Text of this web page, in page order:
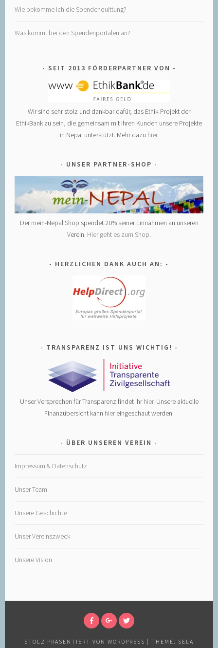
Wie bekomme ich die Spendenquittung?
Was kommt bei den Spendenportalen an?
SEIT 2013 FÖRDERPARTNER VON
Wir sind sehr stolz und dankbar dafür, das Ethik-Projekt der
EthikBank zu sein, die gemeinsam mit ihren Kunden unsere Projekte
in Nepal unterstützt. Mehr dazu hier.
UNSER PARTNER-SHOP
Der mein-Nepal Shop spendet 20% seiner Einnahmen an unseren
Verein. Hier geht es zum Shop.
HERZLICHEN DANK AUCH AN:
TRANSPARENZ IST UNS WICHTIG!
Unser Versprechen für Transparenz findet Ihrhier. Unsere aktuelle
Finanzübersicht kann hiereingeschaut werden.
ÜBER UNSEREN VEREIN
Impressum & Datenschutz
Unser Team
Unsere Geschichte
Unser Vereinszweck
Unsere Vision
UNS UNS UNS
STOLZ PRÄSENTIERT VON WORDPRESS | THEME: SELA